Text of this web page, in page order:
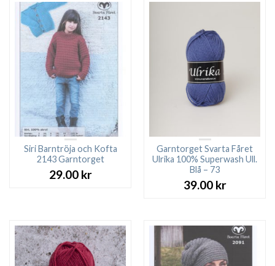
Siri Barntröja och Kofta
2143 Garntorget
29.00 kr
Garntorget Svarta Fåret
Ulrika 100% Superwash Ull.
Blå – 73
39.00 kr